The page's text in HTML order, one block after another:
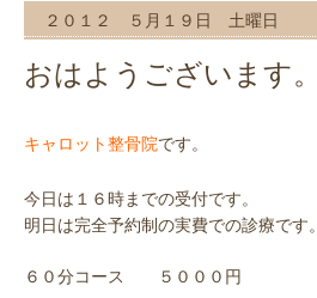
２０１２ ５月１９日 土曜日
おはようございます。
キャロット整骨院です。
今日は１６時までの受付です。
明日は完全予約制の実費での診療です。
６０分コース ５０００円